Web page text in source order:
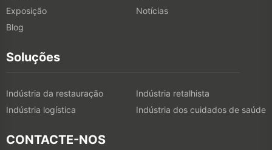
Exposição
Notícias
Blog
Soluções
Indústria da restauração
Indústria retalhista
Indústria logística
Indústria dos cuidados de saúde
CONTACTE-NOS